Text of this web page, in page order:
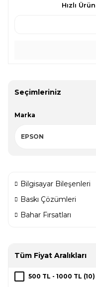
Hızlı
Seçimleriniz
Marka
EPSON
Bilgisayar Bileşenleri
Baskı Çözümleri
Bahar Fırsatları
Tüm Fiyat Aralıkları
500 TL - 1000 TL (10)